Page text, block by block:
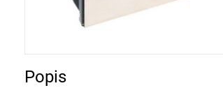
Popis